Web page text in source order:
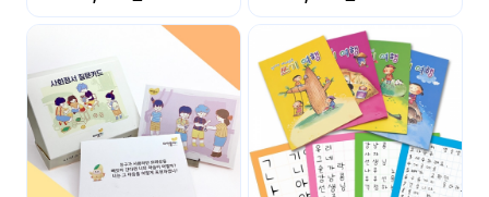
뮤
니
티
공지
사항
트